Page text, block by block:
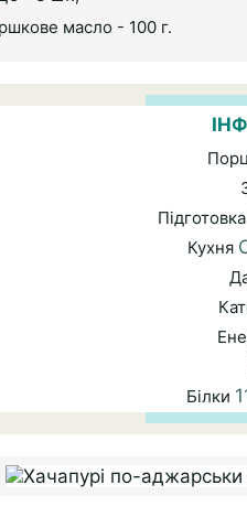
масло - 100 г.
Підготовка
Кухня
Білки